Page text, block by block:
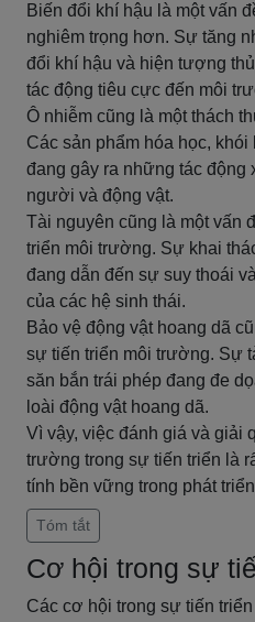
Biến đổi khí hậu là một vấn
nghiêm trọng hơn. Sự tăng
đổi khí hậu và hiện tượng
tác động tiêu cực đến môi
Ô nhiễm cũng là một thách
Các sản phẩm hóa học,
đang gây ra những tác động
người và động vật.
Tài nguyên cũng là một vấn
triển môi trường. Sự khai
đang dẫn đến sự suy thoái
của các hệ sinh thái.
Bảo vệ động vật hoang dã
sự tiến triển môi trường. Sự
săn bắn trái phép đang đe
loài động vật hoang dã.
Vì vậy, việc đánh giá và giải
trường trong sự tiến triển là
tính bền vững trong phát
Tóm tắt
Cơ hội trong sự
Các cơ hội trong sự tiến